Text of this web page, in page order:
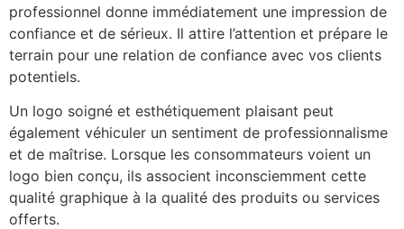
professionnel donne immédiatement une impression de
confiance et de sérieux. Il attire l’attention et prépare le
terrain pour une relation de confiance avec vos clients
potentiels.
Un logo soigné et esthétiquement plaisant peut
également véhiculer un sentiment de professionnalisme
et de maîtrise. Lorsque les consommateurs voient un
logo bien conçu, ils associent inconsciemment cette
qualité graphique à la qualité des produits ou services
offerts.